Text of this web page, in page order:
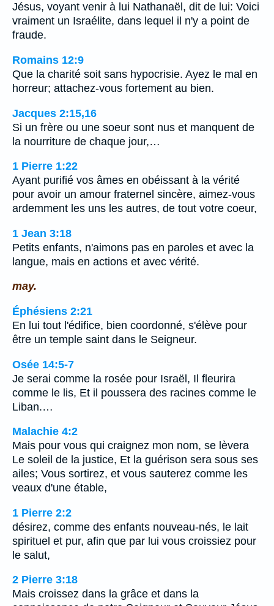
Jésus, voyant venir à lui Nathanaël, dit de lui: Voici
vraiment un Israélite, dans lequel il n'y a point de
fraude.
Romains 12:9
Que la charité soit sans hypocrisie. Ayez le mal en
horreur; attachez-vous fortement au bien.
Jacques 2:15,16
Si un frère ou une soeur sont nus et manquent de
la nourriture de chaque jour,…
1 Pierre 1:22
Ayant purifié vos âmes en obéissant à la vérité
pour avoir un amour fraternel sincère, aimez-vous
ardemment les uns les autres, de tout votre coeur,
1 Jean 3:18
Petits enfants, n'aimons pas en paroles et avec la
langue, mais en actions et avec vérité.
may.
Éphésiens 2:21
En lui tout l'édifice, bien coordonné, s'élève pour
être un temple saint dans le Seigneur.
Osée 14:5-7
Je serai comme la rosée pour Israël, Il fleurira
comme le lis, Et il poussera des racines comme le
Liban.…
Malachie 4:2
Mais pour vous qui craignez mon nom, se lèvera
Le soleil de la justice, Et la guérison sera sous ses
ailes; Vous sortirez, et vous sauterez comme les
veaux d'une étable,
1 Pierre 2:2
désirez, comme des enfants nouveau-nés, le lait
spirituel et pur, afin que par lui vous croissiez pour
le salut,
2 Pierre 3:18
Mais croissez dans la grâce et dans la